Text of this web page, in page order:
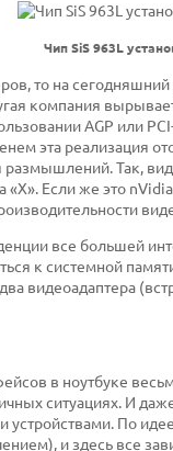
Чип SiS 963L
то на
компания
AGP или
эта реализация
размышлений. Так,
«Х». Если же это
все большей
к системной
видеоадаптера
в ноутбуке
ситуациях. И
По
и здесь все